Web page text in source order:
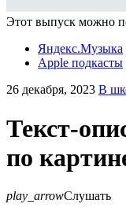
Этот выпуск можно
Яндекс.Музыка
Apple подкасты
26 декабря, 2023 В
Текст-
по
play_arrowСлушать